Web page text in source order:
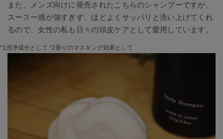
また、メンズ向けに発売されたこちらのシャンプーですが、
スースー感が強すぎず、ほどよくサッパリと洗い上げてくれ
るので、女性の私も日々の頭皮ケアとして愛用しています。
*1洗浄成分として *2香りのマスキング効果として